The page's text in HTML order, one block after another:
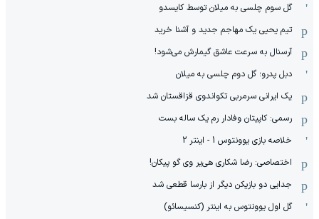
گل سوم چلسی به میلان توسط کایسدو
تیم یحیی یک مهاجم جدید و آشنا خرید
آرسنال به سرعت عاشق گیمارش می‌شود!
دبل پدرو؛ گل دوم چلسی به میلان
یک ایرانی سرمربی تکواندوی قزاقستان شد
رسمی: کاپیتان وفادار رم یک ساله بست
خلاصه بازی یوونتوس 1 - اینتر 2
اختصاصی: رضا شکاری هی‌یر وی‌ گو پیکان!
جدایی دو بازیکن دیگر از بارسا قطعی شد
گل اول یوونتوس به اینتر (کنسیسائو)